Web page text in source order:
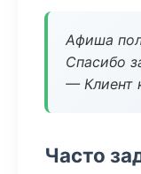
Афиша
Спасибо
— Клиент
Часто